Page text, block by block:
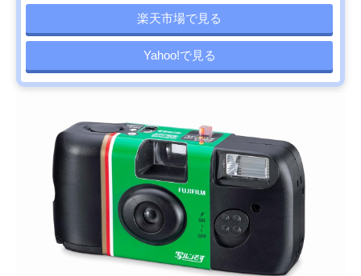
楽天市場で見る
Yahoo!で見る